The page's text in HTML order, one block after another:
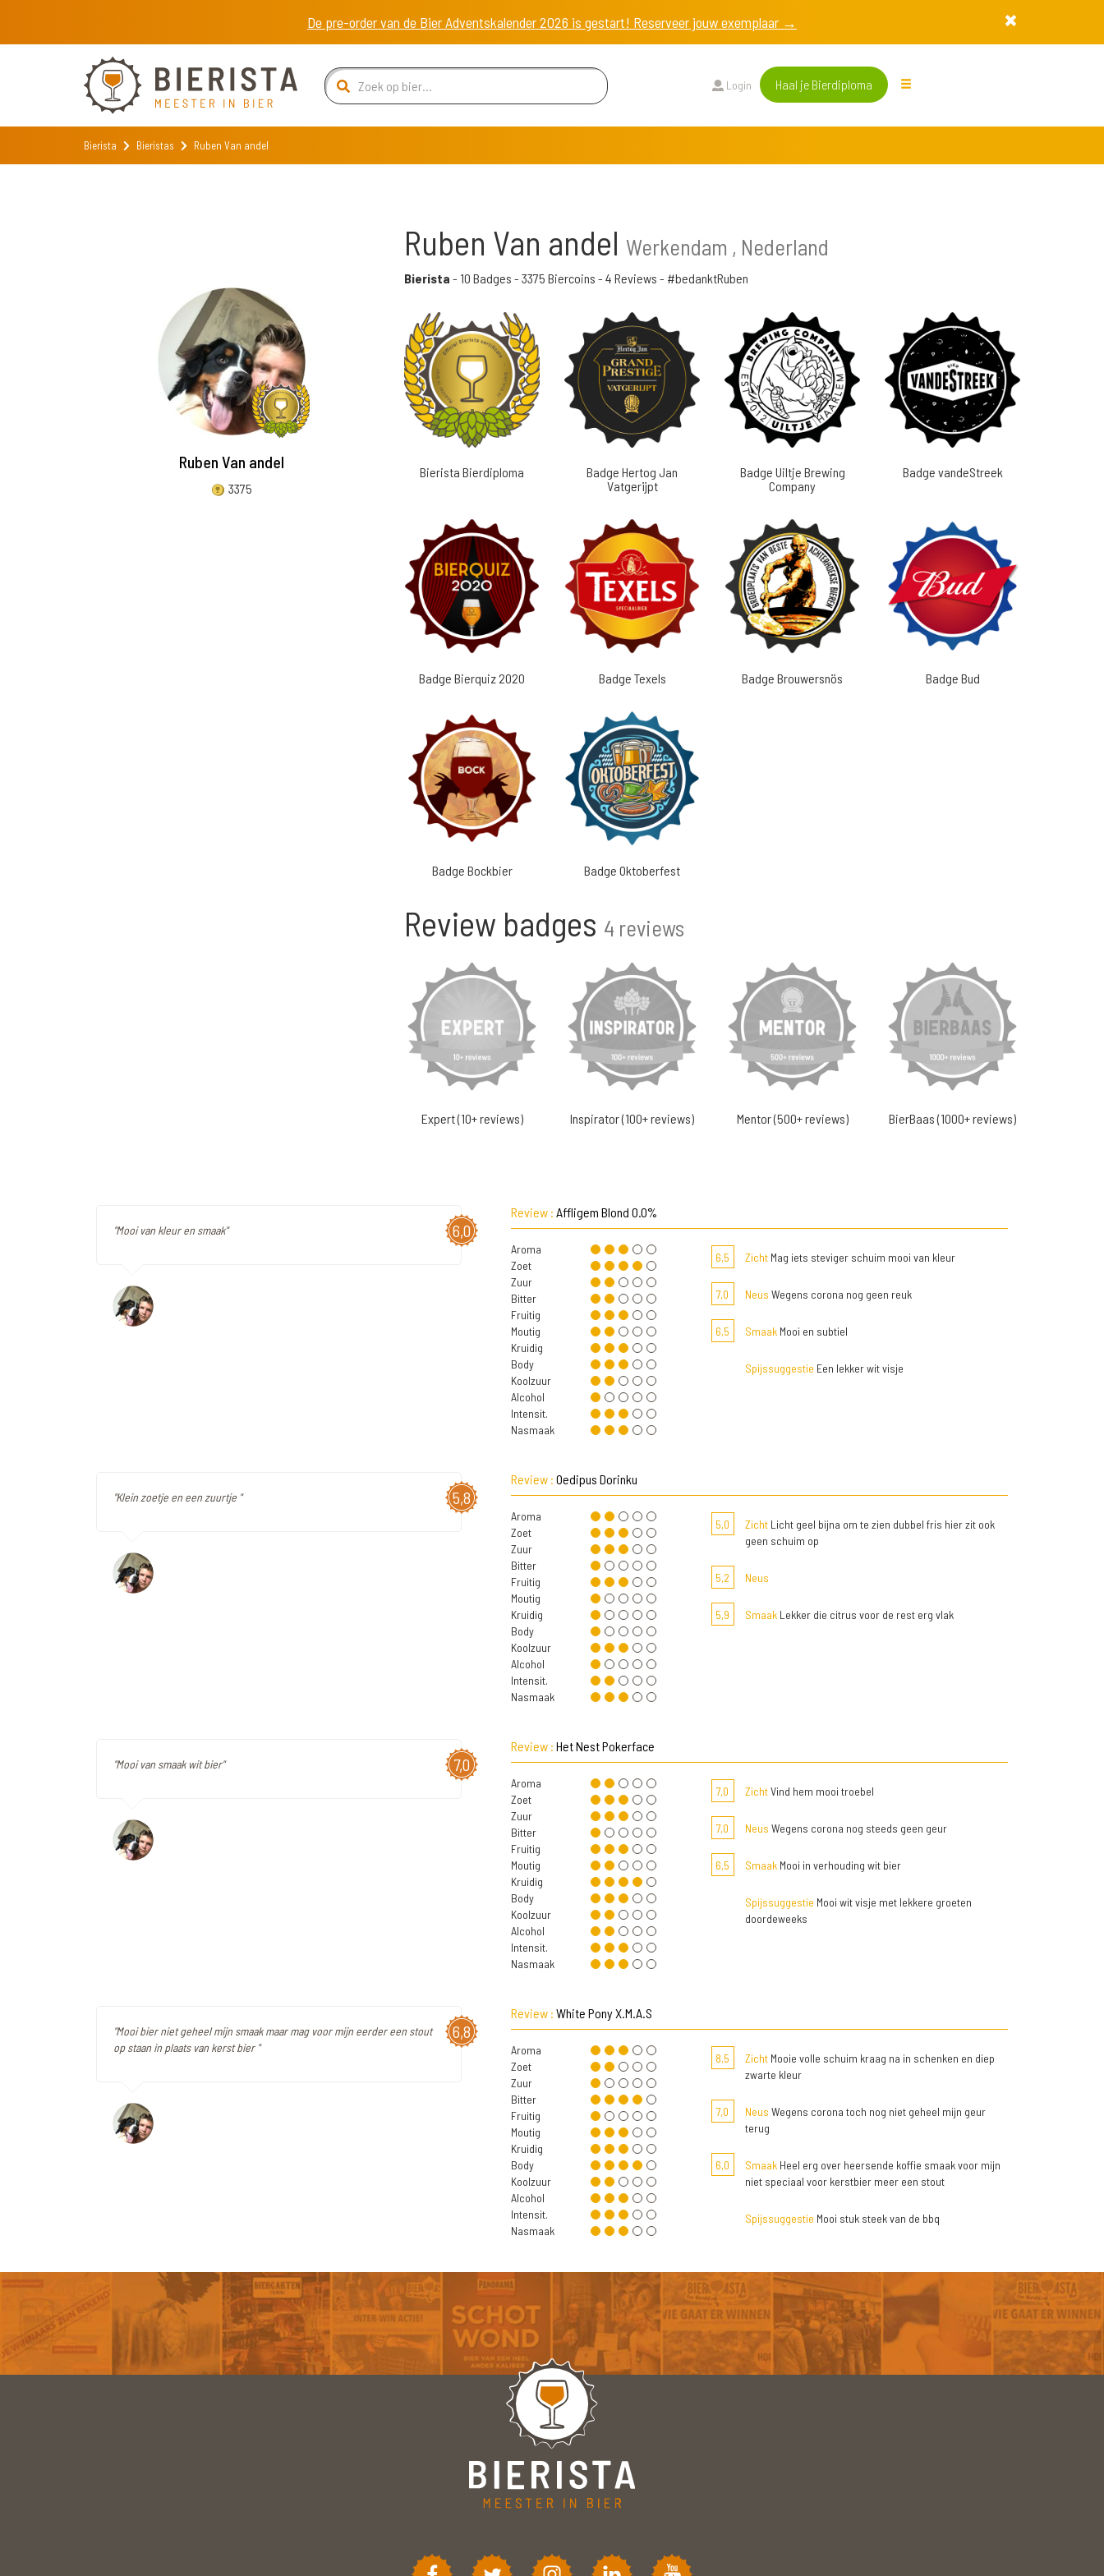
De pre-order van de Bier Adventskalender 2026 is gestart! Reserveer jouw exemplaar →
Login Haal je Bierdiploma
Bierista Bieristas Ruben Van andel
Ruben Van andel
3375
Ruben Van andel Werkendam , Nederland
Bierista - 10 Badges - 3375 Biercoins - 4 Reviews - #bedanktRuben
Bierista Bierdiploma
Badge Hertog Jan
Vatgerijpt
Badge Uiltje Brewing
Company
Badge vandeStreek
Badge Bierquiz 2020 Badge Texels Badge Brouwersnös Badge Bud
Badge Bockbier Badge Oktoberfest
Review badges 4 reviews
Expert (10+ reviews) Inspirator (100+ reviews) Mentor (500+ reviews) BierBaas (1000+ reviews)
6,0
"Mooi van kleur en smaak"
Review : Affligem Blond 0.0%
Aroma
Zoet
Zuur
Bitter
Fruitig
Moutig
Kruidig
Body
Koolzuur
Alcohol
Intensit.
Nasmaak
6,5 ZichtMag iets steviger schuim mooi van kleur
7,0 Neus Wegens corona nog geen reuk
6,5 SmaakMooi en subtiel
Spijssuggestie Een lekker wit visje
5,8
"Klein zoetje en een zuurtje "
Review : Oedipus Dorinku
Aroma
Zoet
Zuur
Bitter
Fruitig
Moutig
Kruidig
Body
Koolzuur
Alcohol
Intensit.
Nasmaak
5,0 ZichtLicht geel bijna om te zien dubbel fris hier zit ook
geen schuim op
5,2 Neus
5,9 SmaakLekker die citrus voor de rest erg vlak
7,0
"Mooi van smaak wit bier"
Review : Het Nest Pokerface
Aroma
Zoet
Zuur
Bitter
Fruitig
Moutig
Kruidig
Body
Koolzuur
Alcohol
Intensit.
Nasmaak
7,0 ZichtVind hem mooi troebel
7,0 Neus Wegens corona nog steeds geen geur
6,5 SmaakMooi in verhouding wit bier
Spijssuggestie Mooi wit visje met lekkere groeten
doordeweeks
6,8
"Mooi bier niet geheel mijn smaak maar mag voor mijn eerder een stout
op staan in plaats van kerst bier "
Review : White Pony X.M.A.S
Aroma
Zoet
Zuur
Bitter
Fruitig
Moutig
Kruidig
Body
Koolzuur
Alcohol
Intensit.
Nasmaak
8,5 ZichtMooie volle schuim kraag na in schenken en diep
zwarte kleur
7,0 Neus Wegens corona toch nog niet geheel mijn geur
terug
6,0 SmaakHeel erg over heersende koffie smaak voor mijn
niet speciaal voor kerstbier meer een stout
Spijssuggestie Mooi stuk steek van de bbq